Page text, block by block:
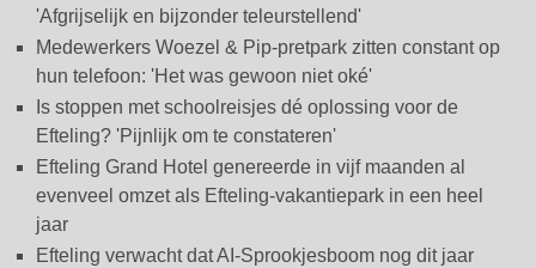
'Afgrijselijk en bijzonder teleurstellend'
Medewerkers Woezel & Pip-pretpark zitten constant op
hun telefoon: 'Het was gewoon niet oké'
Is stoppen met schoolreisjes dé oplossing voor de
Efteling? 'Pijnlijk om te constateren'
Efteling Grand Hotel genereerde in vijf maanden al
evenveel omzet als Efteling-vakantiepark in een heel
jaar
Efteling verwacht dat AI-Sprookjesboom nog dit jaar